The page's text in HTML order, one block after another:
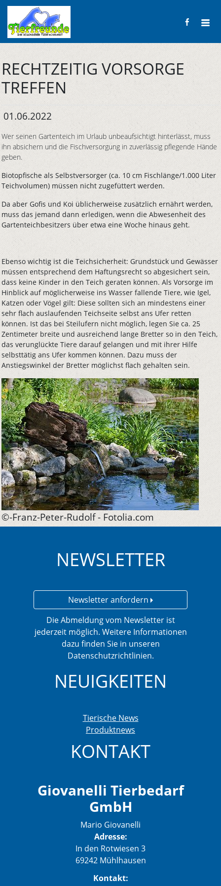
RECHTZEITIG VORSORGE
TREFFEN
01.06.2022
Wer seinen Gartenteich im Urlaub unbeaufsichtigt hinterlässt, muss
ihn absichern und die Fischversorgung in zuverlässig pflegende Hände
geben.
Biotopfische als Selbstversorger (ca. 10 cm Fischlänge/1.000 Liter
Teichvolumen) müssen nicht zugefüttert werden.
Da aber Gofis und Koi üblicherweise zusätzlich ernährt werden,
muss das jemand dann erledigen, wenn die Abwesenheit des
Gartenteichbesitzers über etwa eine Woche hinaus geht.
Ebenso wichtig ist die Teichsicherheit: Grundstück und Gewässer
müssen entsprechend dem Haftungsrecht so abgesichert sein,
dass keine Kinder in den Teich geraten können. Als Vorsorge im
Hinblick auf möglicherweise ins Wasser fallende Tiere, wie Igel,
Katzen oder Vögel gilt: Diese sollten sich an mindestens einer
sehr flach auslaufenden Teichseite selbst ans Ufer retten
können. Ist das bei Steilufern nicht möglich, legen Sie ca. 25
Zentimeter breite und ausreichend lange Bretter so in den Teich,
das verunglückte Tiere darauf gelangen und mit ihrer Hilfe
selbsttätig ans Ufer kommen können. Dazu muss der
Anstiegswinkel der Bretter möglichst flach gehalten sein.
©-Franz-Peter-Rudolf - Fotolia.com
NEWSLETTER
Newsletter anfordern
Die Abmeldung vom Newsletter ist
jederzeit möglich. Weitere Informationen
dazu finden Sie in unseren
Datenschutzrichtlinien.
NEUIGKEITEN
Tierische News
Produktnews
KONTAKT
Giovanelli Tierbedarf
GmbH
Mario Giovanelli
Adresse:
In den Rotwiesen 3
69242 Mühlhausen
Kontakt: